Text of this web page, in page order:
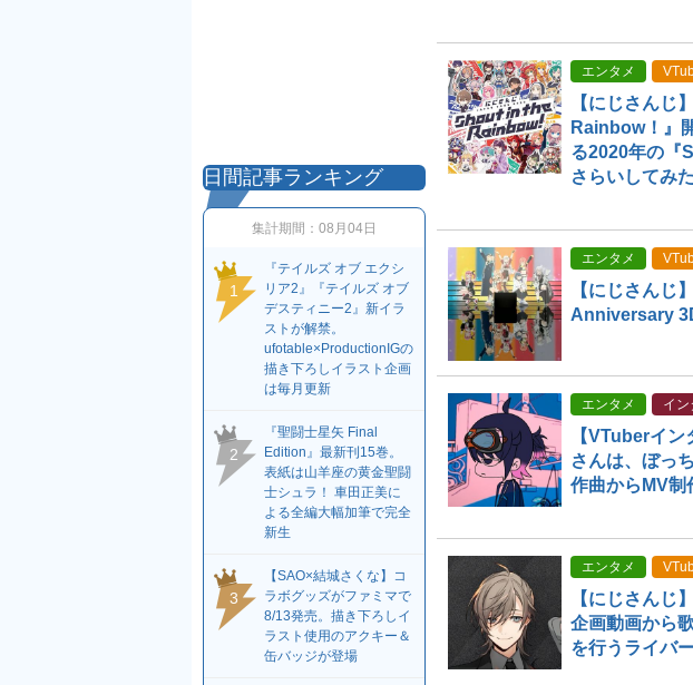
エンタメ
【にじさんじ
Rainbow！』
る2020年の『
さらいしてみた
エンタメ
【にじさんじ
Anniversary
エンタメ イン
【VTuberイ
さんは、ぼっ
作曲からMV制
エンタメ
【にじさんじ
企画動画から
を行うライバ
日間記事ランキング
集計期間： 08月04日
1
『テイルズ オブ エクシ
リア2』『テイルズ オブ
デスティニー2』新イラ
ストが解禁。
ufotable×ProductionIGの
描き下ろしイラスト企画
は毎月更新
2
『聖闘士星矢 Final
Edition』最新刊15巻。
表紙は山羊座の黄金聖闘
士シュラ！ 車田正美に
よる全編大幅加筆で完全
新生
3
【SAO×結城さくな】コ
ラボグッズがファミマで
8/13発売。描き下ろしイ
ラスト使用のアクキー＆
缶バッジが登場